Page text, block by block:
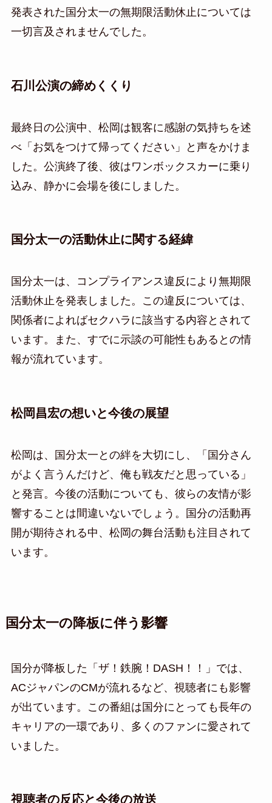
発表された国分太一の無期限活動休止については
一切言及されませんでした。
石川公演の締めくくり
最終日の公演中、松岡は観客に感謝の気持ちを述
べ「お気をつけて帰ってください」と声をかけま
した。公演終了後、彼はワンボックスカーに乗り
込み、静かに会場を後にしました。
国分太一の活動休止に関する経緯
国分太一は、コンプライアンス違反により無期限
活動休止を発表しました。この違反については、
関係者によればセクハラに該当する内容とされて
います。また、すでに示談の可能性もあるとの情
報が流れています。
松岡昌宏の想いと今後の展望
松岡は、国分太一との絆を大切にし、「国分さん
がよく言うんだけど、俺も戦友だと思っている」
と発言。今後の活動についても、彼らの友情が影
響することは間違いないでしょう。国分の活動再
開が期待される中、松岡の舞台活動も注目されて
います。
国分太一の降板に伴う影響
国分が降板した「ザ！鉄腕！DASH！！」では、
ACジャパンのCMが流れるなど、視聴者にも影響
が出ています。この番組は国分にとっても長年の
キャリアの一環であり、多くのファンに愛されて
いました。
視聴者の反応と今後の放送